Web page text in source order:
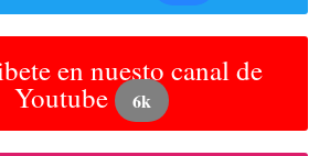
en nuesto canal de
Youtube 6k